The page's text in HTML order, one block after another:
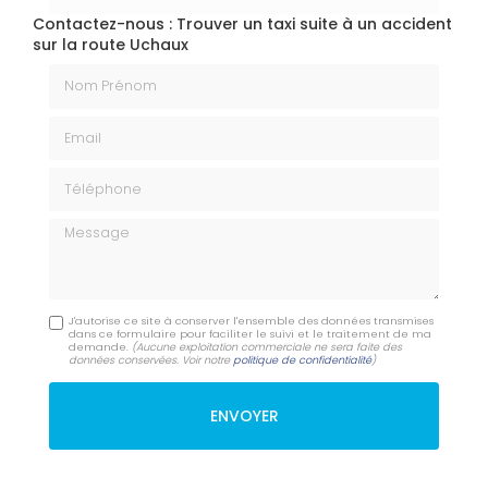
Contactez-nous : Trouver un taxi suite à un accident
sur la route Uchaux
Message
J'autorise ce site à conserver l'ensemble des données transmises
dans ce formulaire pour faciliter le suivi et le traitement de ma
demande. (Aucune exploitation commerciale ne sera faite des
données conservées. Voir notrepolitique de confidentialité)